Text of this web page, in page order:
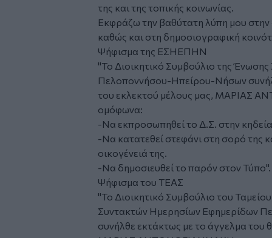
της και της τοπικής κοινωνίας.
Εκφράζω την βαθύτατη λύπη μου στην
καθώς και στη δημοσιογραφική
Ψήφισμα της ΕΣΗΕΠΗΝ
"Το Διοικητικό Συμβούλιο της
Πελοποννήσου-Ηπείρου-Νήσων
του εκλεκτού μέλους μας, ΜΑΡΙΑΣ
ομόφωνα:
-Να εκπροσωπηθεί το Δ.Σ. στην
-Να κατατεθεί στεφάνι στη σορό της
οικογένειά της.
-Να δημοσιευθεί το παρόν στον Τύπο".
Ψήφισμα του ΤΕΑΣ
"Το Διοικητικό Συμβούλιο του
Συντακτών Ημερησίων Εφημερίδων
συνήλθε εκτάκτως με το άγγελμα του